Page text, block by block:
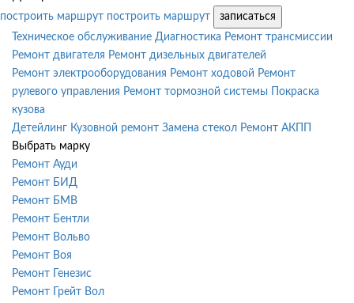
построить маршрут построить маршрут
записаться
Техническое обслуживание Диагностика Ремонт трансмиссии
Ремонт двигателя Ремонт дизельных двигателей
Ремонт электрооборудования Ремонт ходовой Ремонт
рулевого управления Ремонт тормозной системы
Покраска
кузова
Детейлинг Кузовной ремонт Замена стекол Ремонт АКПП
Выбрать марку
Ремонт Ауди
Ремонт БИД
Ремонт БМВ
Ремонт Бентли
Ремонт Вольво
Ремонт Воя
Ремонт Генезис
Ремонт Грейт Вол